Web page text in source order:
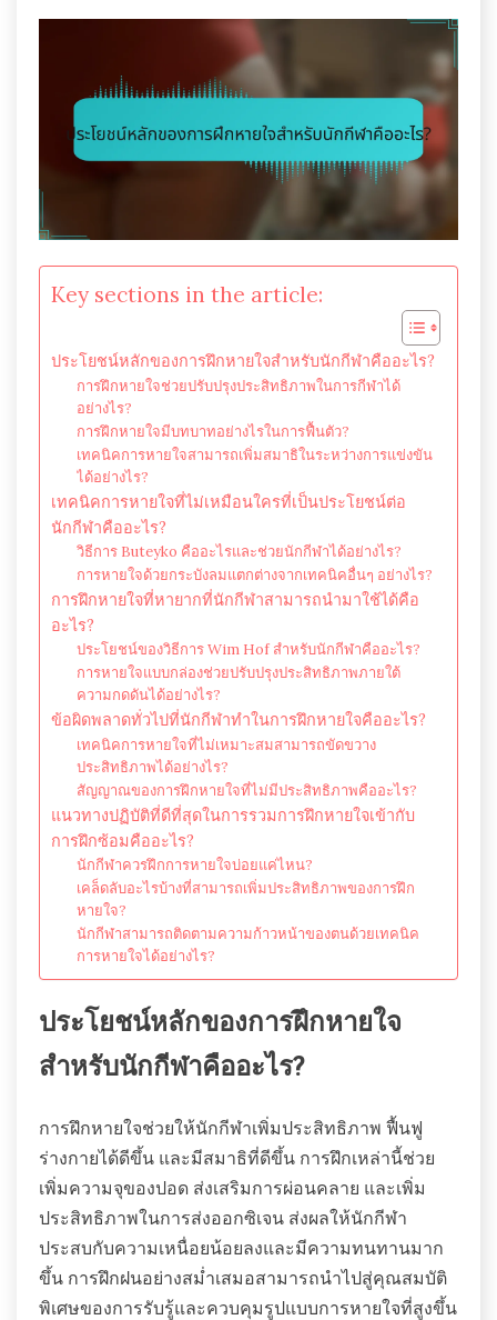
Key sections in the article:
ประโยชน์หลักของการฝึกหายใจสำหรับนักกีฬาคืออะไร?
การฝึกหายใจช่วยปรับปรุงประสิทธิภาพในการกีฬาได้
อย่างไร?
การฝึกหายใจมีบทบาทอย่างไรในการฟื้นตัว?
เทคนิคการหายใจสามารถเพิ่มสมาธิในระหว่างการแข่งขัน
ได้อย่างไร?
เทคนิคการหายใจที่ไม่เหมือนใครที่เป็นประโยชน์ต่อ
นักกีฬาคืออะไร?
วิธีการ Buteyko คืออะไรและช่วยนักกีฬาได้อย่างไร?
การหายใจด้วยกระบังลมแตกต่างจากเทคนิคอื่นๆ อย่างไร?
การฝึกหายใจที่หายากที่นักกีฬาสามารถนำมาใช้ได้คือ
อะไร?
ประโยชน์ของวิธีการ Wim Hof สำหรับนักกีฬาคืออะไร?
การหายใจแบบกล่องช่วยปรับปรุงประสิทธิภาพภายใต้
ความกดดันได้อย่างไร?
ข้อผิดพลาดทั่วไปที่นักกีฬาทำในการฝึกหายใจคืออะไร?
เทคนิคการหายใจที่ไม่เหมาะสมสามารถขัดขวาง
ประสิทธิภาพได้อย่างไร?
สัญญาณของการฝึกหายใจที่ไม่มีประสิทธิภาพคืออะไร?
แนวทางปฏิบัติที่ดีที่สุดในการรวมการฝึกหายใจเข้ากับ
การฝึกซ้อมคืออะไร?
นักกีฬาควรฝึกการหายใจบ่อยแค่ไหน?
เคล็ดลับอะไรบ้างที่สามารถเพิ่มประสิทธิภาพของการฝึก
หายใจ?
นักกีฬาสามารถติดตามความก้าวหน้าของตนด้วยเทคนิค
การหายใจได้อย่างไร?
ประโยชน์หลักของการฝึกหายใจ
สำหรับนักกีฬาคืออะไร?
การฝึกหายใจช่วยให้นักกีฬาเพิ่มประสิทธิภาพ ฟื้นฟู
ร่างกายได้ดีขึ้น และมีสมาธิที่ดีขึ้น การฝึกเหล่านี้ช่วย
เพิ่มความจุของปอด ส่งเสริมการผ่อนคลาย และเพิ่ม
ประสิทธิภาพในการส่งออกซิเจน ส่งผลให้นักกีฬา
ประสบกับความเหนื่อยน้อยลงและมีความทนทานมาก
ขึ้น การฝึกฝนอย่างสม่ำเสมอสามารถนำไปสู่คุณสมบัติ
พิเศษของการรับรู้และควบคุมรูปแบบการหายใจที่สูงขึ้น